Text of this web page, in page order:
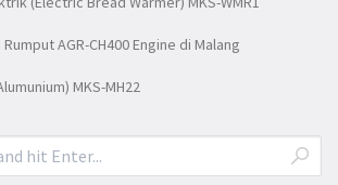
AGR-CH400 Engine di Malang
MKS-MH22